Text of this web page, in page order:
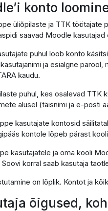
konto
üliõpilaste ja TTK
saavad Moodle
puhul loob konto
ja esialgne
kaudu.
puhul, kes osalevad
alusel (täisnimi ja e-posti
kasutajate kontosid
kontole lõpeb pärast
kasutajatele ja oma kooli
korral saab kasutaja
on lõplik. Kontot ja
õigused,